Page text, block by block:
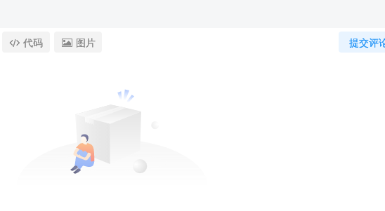
提交评
代码 图片